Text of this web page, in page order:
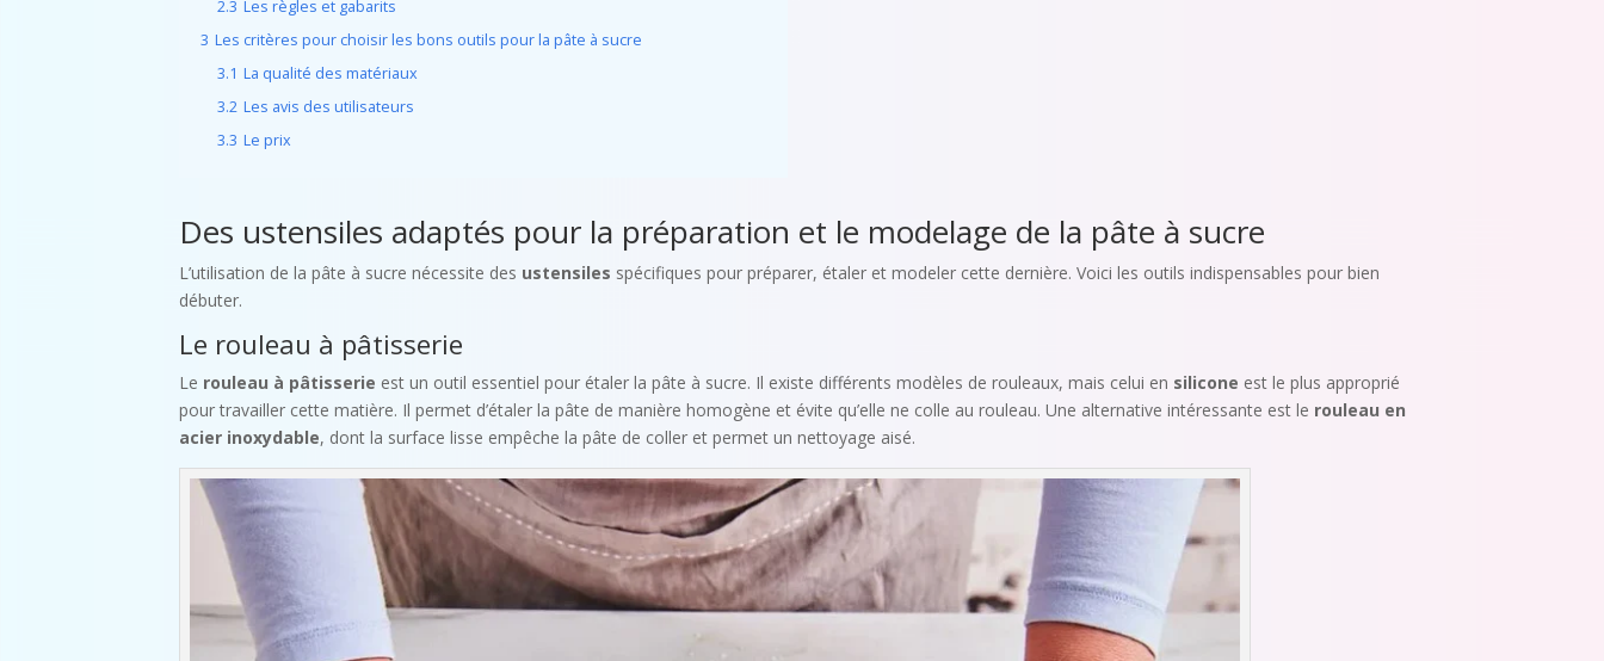
2.3 Les règles et gabarits
3 Les critères pour choisir les bons outils pour la pâte à sucre
3.1 La qualité des matériaux
3.2 Les avis des utilisateurs
3.3 Le prix
Des ustensiles adaptés pour la préparation et le modelage de la pâte à sucre
L’utilisation de la pâte à sucre nécessite des ustensiles spécifiques pour préparer, étaler et modeler cette dernière. Voici les outils indispensables pour bien
débuter.
Le rouleau à pâtisserie
Le rouleau à pâtisserie est un outil essentiel pour étaler la pâte à sucre. Il existe différents modèles de rouleaux, mais celui en silicone est le plus approprié
pour travailler cette matière. Il permet d’étaler la pâte de manière homogène et évite qu’elle ne colle au rouleau. Une alternative intéressante est le rouleau en
acier inoxydable, dont la surface lisse empêche la pâte de coller et permet un nettoyage aisé.